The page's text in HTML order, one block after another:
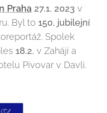
Praha 27.1. 2023 v
Byl to 150. jubilejní
Spolek
18.2. v Zahájí a
Pivovar v Davli.